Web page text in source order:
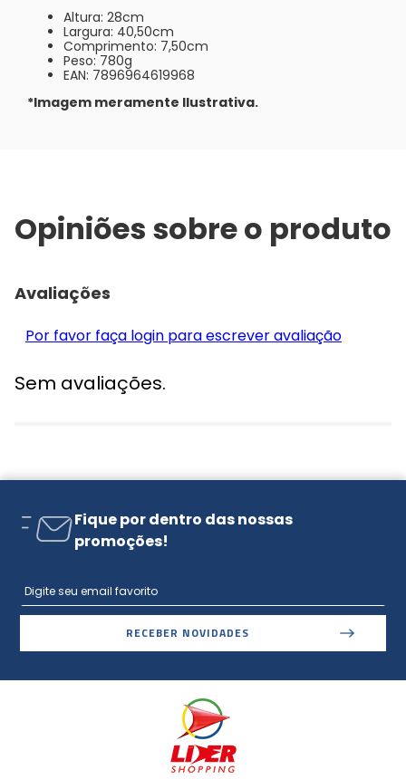
Altura: 28cm
Largura: 40,50cm
Comprimento: 7,50cm
Peso: 780g
EAN: 7896964619968
*Imagem meramente Ilustrativa.
Opiniões sobre o produto
Avaliações
Por favor faça login para escrever avaliação
Sem avaliações.
Fique por dentro das nossas
promoções!
RECEBER NOVIDADES